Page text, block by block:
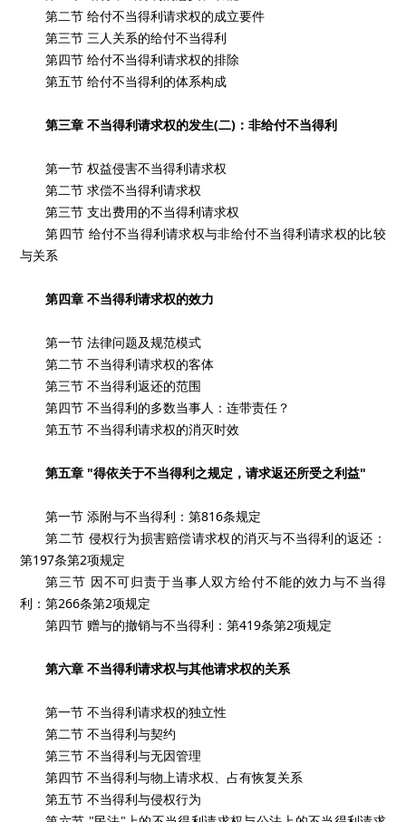
第二节 给付不当得利请求权的成立要件
第三节 三人关系的给付不当得利
第四节 给付不当得利请求权的排除
第五节 给付不当得利的体系构成
第三章 不当得利请求权的发生(二)：非给付不当得利
第一节 权益侵害不当得利请求权
第二节 求偿不当得利请求权
第三节 支出费用的不当得利请求权
第四节 给付不当得利请求权与非给付不当得利请求权的比较
与关系
第四章 不当得利请求权的效力
第一节 法律问题及规范模式
第二节 不当得利请求权的客体
第三节 不当得利返还的范围
第四节 不当得利的多数当事人：连带责任？
第五节 不当得利请求权的消灭时效
第五章 "得依关于不当得利之规定，请求返还所受之利益"
第一节 添附与不当得利：第816条规定
第二节 侵权行为损害赔偿请求权的消灭与不当得利的返还：
第197条第2项规定
第三节 因不可归责于当事人双方给付不能的效力与不当得
利：第266条第2项规定
第四节 赠与的撤销与不当得利：第419条第2项规定
第六章 不当得利请求权与其他请求权的关系
第一节 不当得利请求权的独立性
第二节 不当得利与契约
第三节 不当得利与无因管理
第四节 不当得利与物上请求权、占有恢复关系
第五节 不当得利与侵权行为